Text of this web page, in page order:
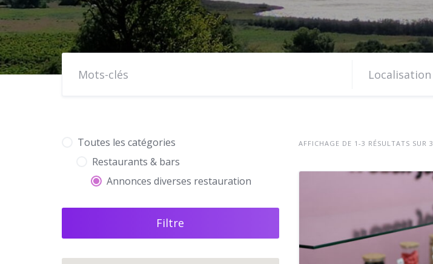
Toutes les catégories
Restaurants & bars
Annonces diverses restauration
Filtre
AFFICHAGE DE 1-3 RÉSULTATS SUR 3